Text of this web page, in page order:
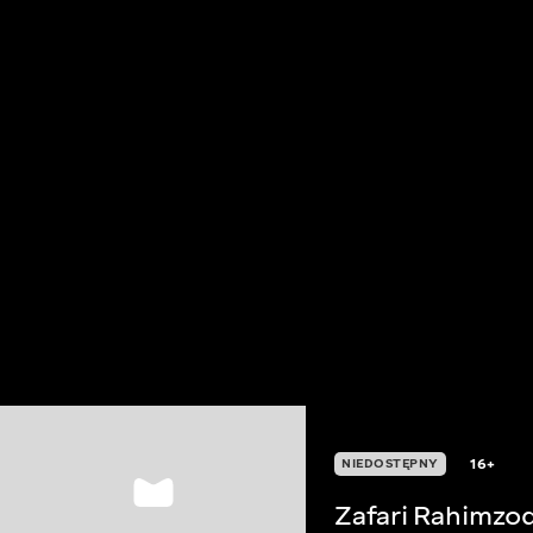
NIEDOSTĘPNY 16+
Zafari